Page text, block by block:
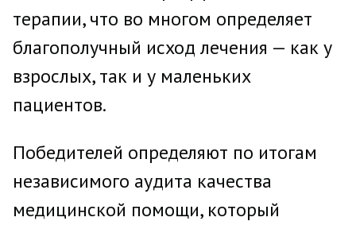
терапии, что во многом определяет
благополучный исход лечения — как у
взрослых, так и у маленьких
пациентов.
Победителей определяют по итогам
независимого аудита качества
медицинской помощи, который